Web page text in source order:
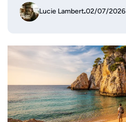
Lucie Lambert.02/07/2026